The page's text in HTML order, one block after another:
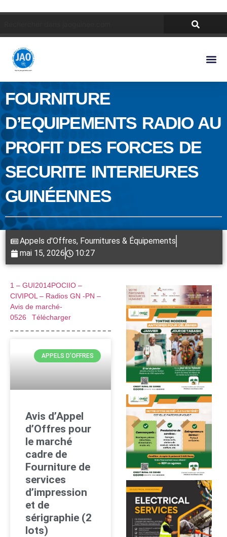
FOURNITURE
D’EQUIPEMENTS RADIO AU
PROFIT DES FORCES DE
SECURITE INTERIEURES
GUINÉENNES
Appels d'Offres, Fournitures & Équipements
mai 15, 2026
10:27
1 – GUI2014POCIIO –
CIVIPOL – Radios GN -PN –
Avis de marché-
0526
Télécharger
APPELS D'OFFRES
Avis d’Appel
d’Offres pour
le marché
cadre de
Fourniture de
services
d’impression
et de
sérigraphie (2
lots)